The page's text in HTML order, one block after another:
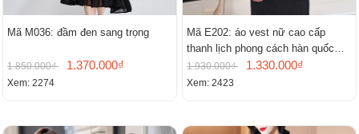
Mã M036: đầm đen sang trọng
1.850.000₫ 1.370.000₫
Xem: 2274
Mã E202: áo vest nữ cao cấp
thanh lịch phong cách hàn quốc
mới
1.930.000₫ 1.330.000₫
Xem: 2423